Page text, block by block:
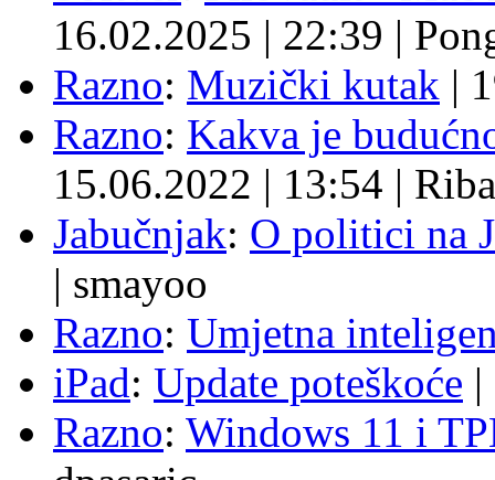
16.02.2025 | 22:39 |
Razno: Muzički kutak |
Razno: Kakva je
15.06.2022 | 13:54 | Riba
Jabučnjak: O politici na
| smayoo
Razno: Umjetna
iPad: Update poteškoće |
Razno: Windows 11 i